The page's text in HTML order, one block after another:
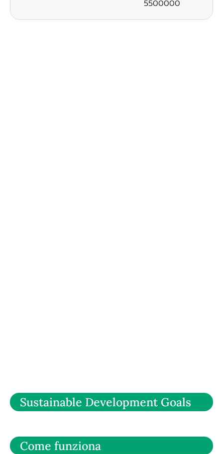
5500000
Sustainable Development Goals
Come funziona